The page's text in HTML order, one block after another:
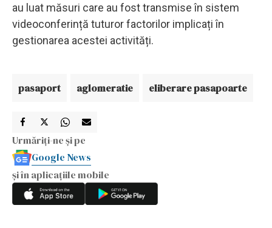
au luat măsuri care au fost transmise în sistem
videoconferință tuturor factorilor implicați în
gestionarea acestei activități.
pasaport aglomeratie eliberare pasapoarte
Urmăriți-ne și pe
Google News
și în aplicațiile mobile